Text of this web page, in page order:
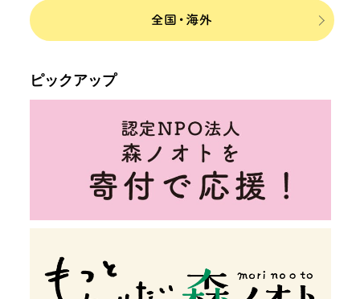
ピックアップ